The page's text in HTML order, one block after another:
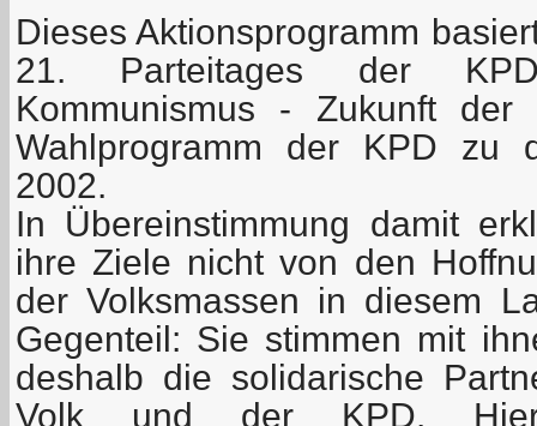
Dieses Aktionsprogramm
21. Parteitages der
Kommunismus - Zukunft der
Wahlprogramm der KPD zu
2002.
In Übereinstimmung damit
ihre Ziele nicht von den
der Volksmassen in diesem
Gegenteil: Sie stimmen mit
deshalb die solidarische
Volk und der KPD.